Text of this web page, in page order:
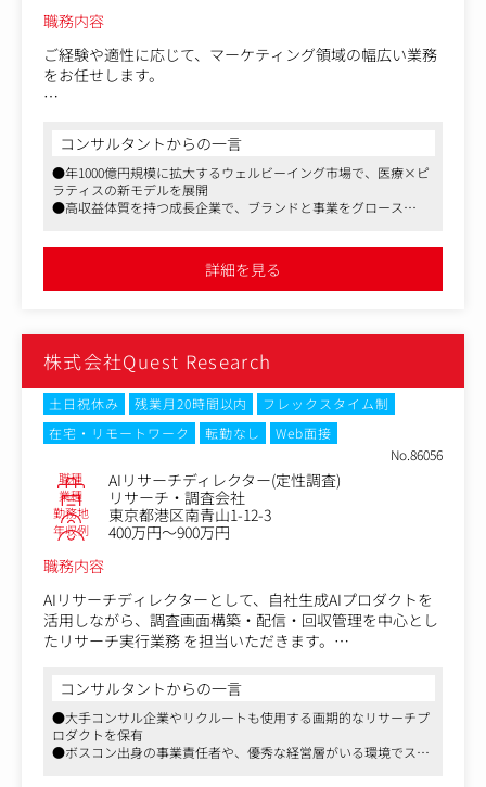
④顧客コミュニケーション(経験・希望に応じて実施)
調査仕様のすり合わせ
実査進行に関する連携・調整
一部案件でのレポーティング補助(AI生成を活用)
職務内容
ご経験や適性に応じて、マーケティング領域の幅広い業務
をお任せします。
戦略立案
・AIを活用した研究コンテンツの制作
・AIを活用した記事、メール、SNS投稿などのコンテンツ
制作
・AIを活用したLP、バナー、動画などのクリエイティブ制
・広告運用、入稿、配信設定、レポートの自動化・効率化
・GA4、Search Console、広告管理画面を用いた高度なデ
・Webサイト、LP、採用サイト、教育事業サイトなどの改
善
・SEO、コンテンツ、CRM、採用広報などの企画・運用
・マーケティング業務フローの自動化、仕組み化
・広告代理店、制作会社など外部パートナーとの連携・進
・マーケティング施策の効果検証、改善提案
・各事業部と連携したマーケティング施策の推進
単なる作業担当ではなく、「何をAIに任せ、何に人の知恵
造性を高めていく役割です。
コンサルタントからの一言
●年1000億円規模に拡大するウェルビーイング市場で、医療×ピ
ラティスの新モデルを展開
●高収益体質を持つ成長企業で、ブランドと事業をグロース
詳細を見る
株式会社Quest Research
土日祝休み 残業月20時間以内
フレックスタイム制
在宅・リモートワーク
転勤なし
Web面接
No.86056
職種 AIリサーチディレクター(定性調査)
業種 リサーチ・調査会社
勤務地 東京都港区南青山1-12-3
年収例
400万円～900万円
職務内容
AIリサーチディレクターとして、自社生成AIプロダクトを
活用しながら、調査画面構築・配信・回収管理を中心とし
たリサーチ実行業務 を担当いただきます。
もプロダクト活用を前提とした効率的な業務となります。
①AIプロダクトを用いたリサーチ実行業務
調査票の構築
自社プロダクトを用いたアンケート画面作成
コンサルタントからの一言
●大手コンサル企業やリクルートも使用する画期的なリサーチプ
ロダクトを保有
●ボスコン出身の事業責任者や、優秀な経営層がいる環境でスキ